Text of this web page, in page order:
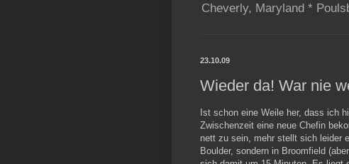
Cheverly, Maryland *
23.10.09
Wieder da! War nie
Ist schon eine Weile her, dass ich
Zwischenzeit eine neue Chefin
nett zu sein, mehr stellt sich leider
Boulder, sondern in Broomfield